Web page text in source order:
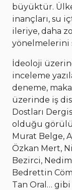
büyüktür.
inançları, su
ileriye, daha
yönelmelerini
İdeoloji
inceleme
deneme,
üzerinde iş
Dostları
olduğu
Murat Belge,
Özkan Mert,
Bezirci,
Bedrettin
Tan Oral…